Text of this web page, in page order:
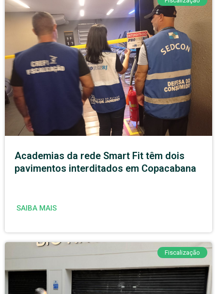
Academias da rede Smart Fit têm dois
pavimentos interditados em Copacabana
SAIBA MAIS
Fiscalização